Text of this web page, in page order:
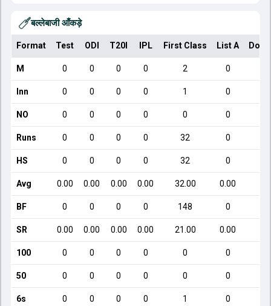
बल्लेबाजी आँकड़े
Format Test ODI T20I IPL First Class List A
M 0 0 0 0 2 0
Inn 0 0 0 0 1 0
NO 0 0 0 0 0 0
Runs 0 0 0 0 32 0
HS 0 0 0 0 32 0
Avg 0.00 0.00 0.00 0.00 32.00 0.00
BF 0 0 0 0 148 0
SR 0.00 0.00 0.00 0.00 21.00 0.00
100 0 0 0 0 0 0
50 0 0 0 0 0 0
6s 0 0 0 0 1 0